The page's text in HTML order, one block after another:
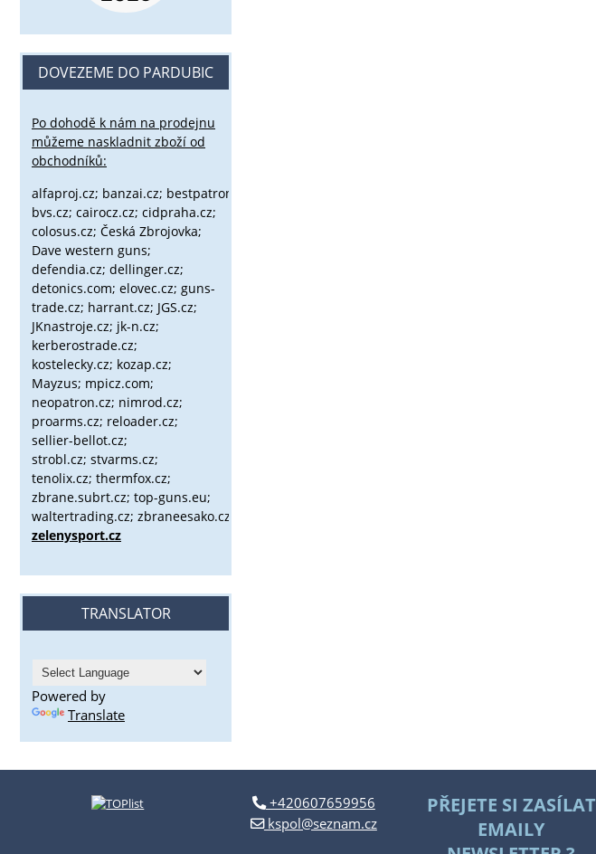
DOVEZEME DO PARDUBIC
Po dohodě k nám na prodejnu
můžeme naskladnit zboží od
obchodníků:
alfaproj.cz; banzai.cz; bestpatron.eu;
bvs.cz; cairocz.cz; cidpraha.cz;
colosus.cz; Česká Zbrojovka;
Dave western guns;
defendia.cz; dellinger.cz;
detonics.com; elovec.cz; guns-
trade.cz; harrant.cz; JGS.cz;
JKnastroje.cz; jk-n.cz;
kerberostrade.cz;
kostelecky.cz; kozap.cz;
Mayzus; mpicz.com;
neopatron.cz; nimrod.cz;
proarms.cz; reloader.cz;
sellier-bellot.cz;
strobl.cz; stvarms.cz;
tenolix.cz; thermfox.cz;
zbrane.subrt.cz; top-guns.eu;
waltertrading.cz; zbraneesako.cz;
zelenysport.cz
TRANSLATOR
Powered by
Translate
+420607659956
kspol@seznam.cz
PŘEJETE SI ZASÍLAT
EMAILY